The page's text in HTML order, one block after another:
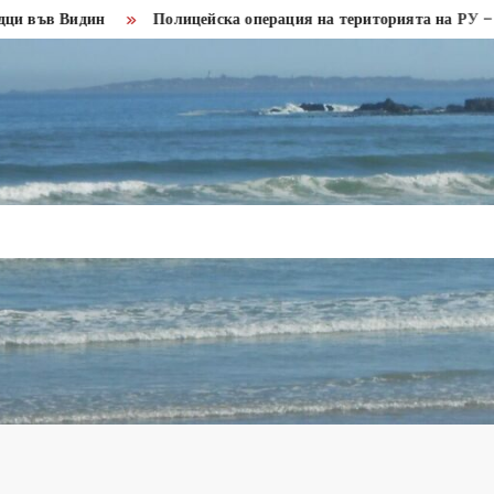
Полицейска операция на територията на РУ – Кула